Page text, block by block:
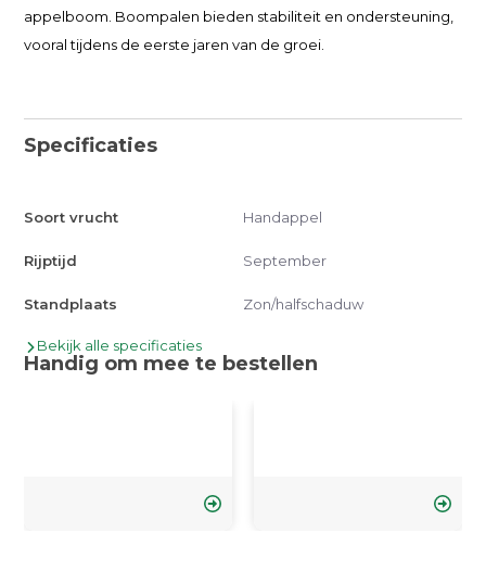
appelboom. Boompalen bieden stabiliteit en ondersteuning,
vooral tijdens de eerste jaren van de groei.
Specificaties
Soort vrucht Handappel
Rijptijd September
Standplaats Zon/halfschaduw
Bekijk alle specificaties
Handig om mee te bestellen